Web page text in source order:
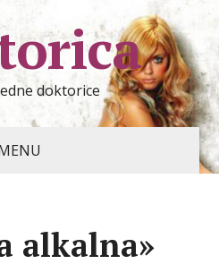
doktorice
alkalna»